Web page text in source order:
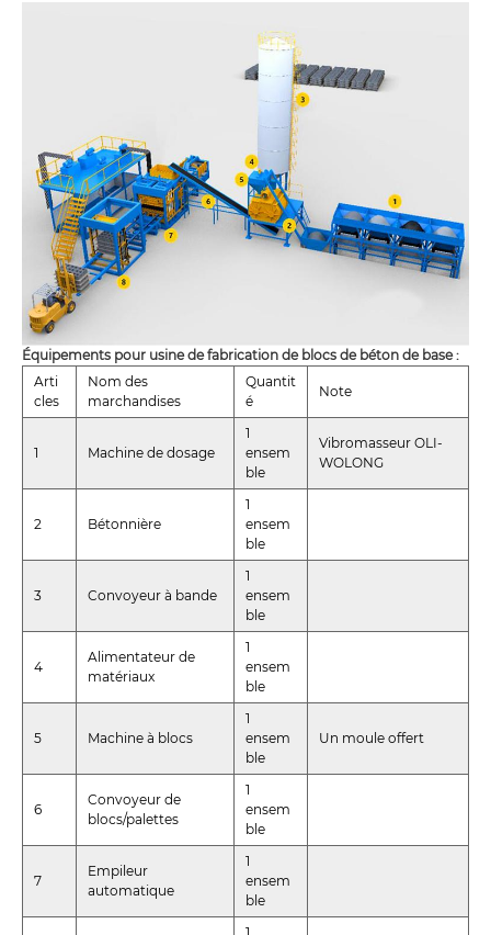
Équipements pour usine de fabrication de blocs de béton de base :
Arti
cles
Nom des
marchandises
Quantit
é
Note
1 Machine de dosage
1
ensem
ble
Vibromasseur OLI-
WOLONG
2 Bétonnière
1
ensem
ble
3 Convoyeur à bande
1
ensem
ble
4
Alimentateur de
matériaux
1
ensem
ble
5 Machine à blocs
1
ensem
ble
Un moule offert
6
Convoyeur de
blocs/palettes
1
ensem
ble
7
Empileur
automatique
1
ensem
ble